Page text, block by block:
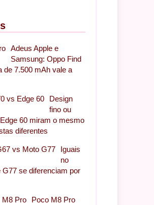
Adeus Apple e
Samsung: Oppo Find
de 7.500 mAh vale a
Design
fino ou
60 miram o mesmo
diferentes
Iguais
no
se diferenciam por
Poco M8 Pro